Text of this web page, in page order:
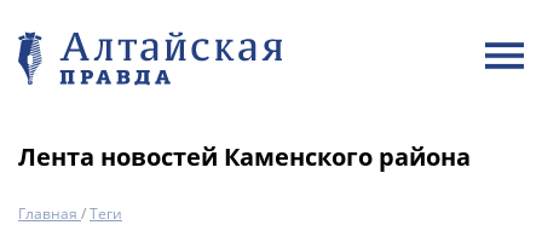
Лента новостей Каменского района
Главная /Теги